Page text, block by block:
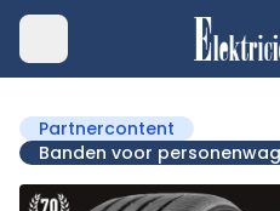
Partnercontent
Banden voor